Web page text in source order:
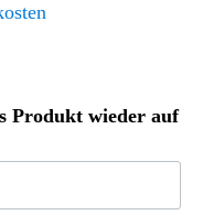
Produkt wieder auf